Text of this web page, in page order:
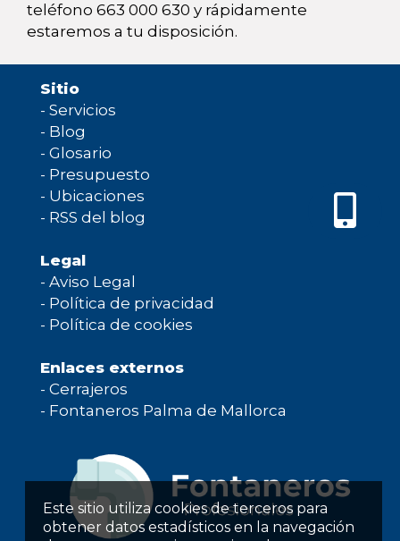
Este sitio utiliza cookies de terceros para
obtener datos estadísticos en la navegación
teléfono 663 000 630 y rápidamente
estaremos a tu disposición.
Sitio
- Servicios
- Blog
- Glosario
- Presupuesto
- Ubicaciones
- RSS del blog
Legal
- Aviso Legal
- Política de privacidad
- Política de cookies
Enlaces externos
- Cerrajeros
- Fontaneros Palma de Mallorca